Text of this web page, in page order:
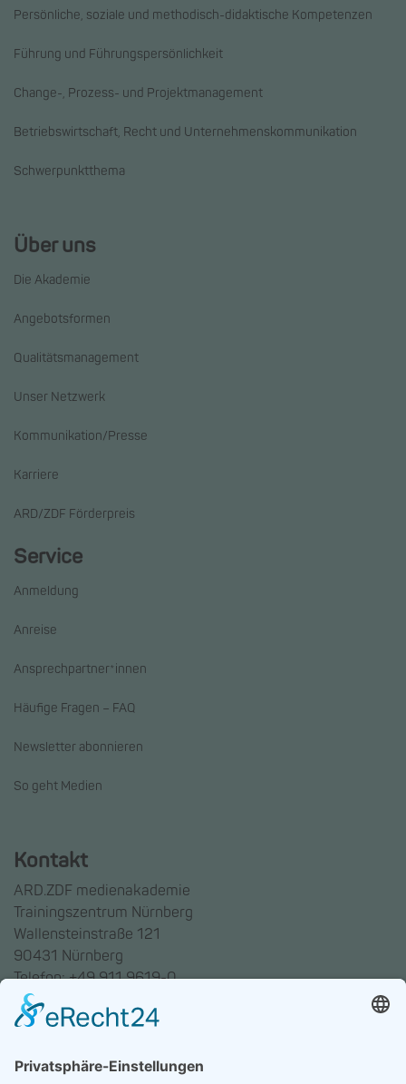
Persönliche, soziale und methodisch-didaktische Kompetenzen
Führung und Führungspersönlichkeit
Change-, Prozess- und Projektmanagement
Betriebswirtschaft, Recht und Unternehmenskommunikation
Schwerpunktthema
Über uns
Die Akademie
Angebotsformen
Qualitätsmanagement
Unser Netzwerk
Kommunikation/Presse
Karriere
ARD/ZDF Förderpreis
Service
Anmeldung
Anreise
Ansprechpartner*innen
Häufige Fragen – FAQ
Newsletter abonnieren
So geht Medien
Kontakt
ARD.ZDF medienakademie
Trainingszentrum Nürnberg
Wallensteinstraße 121
90431 Nürnberg
Telefon: +49 911 9619-0
Trainingszentrum Hannover
30169 Hannover